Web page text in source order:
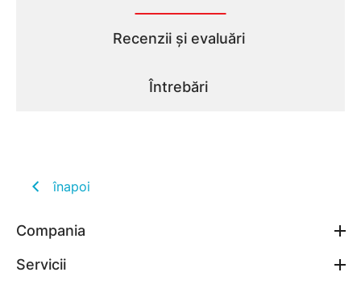
Recenzii și evaluări
Întrebări
înapoi
Compania
Servicii